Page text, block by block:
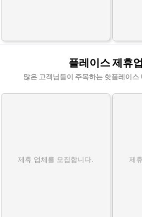
인
정
플레이스 제휴
많은 고객님들이 주목하는 핫플레이스
제휴 업체를 모집합니다. 제